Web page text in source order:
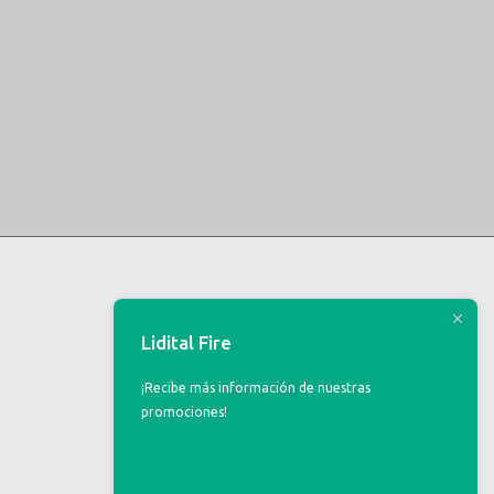
Lidital Fire
¡Recibe más información de nuestras
promociones!